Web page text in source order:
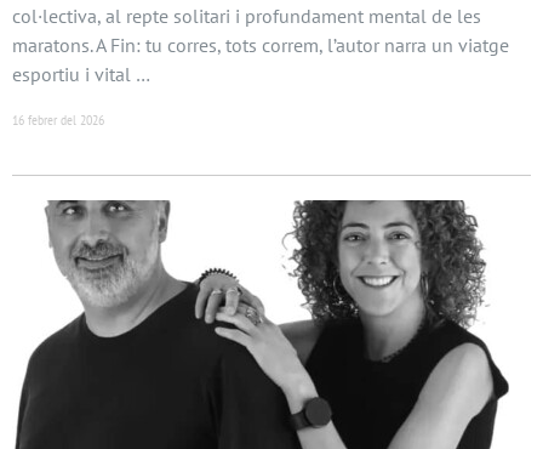
col·lectiva, al repte solitari i profundament mental de les
maratons. A Fin: tu corres, tots correm, l’autor narra un viatge
esportiu i vital …
16 febrer del 2026